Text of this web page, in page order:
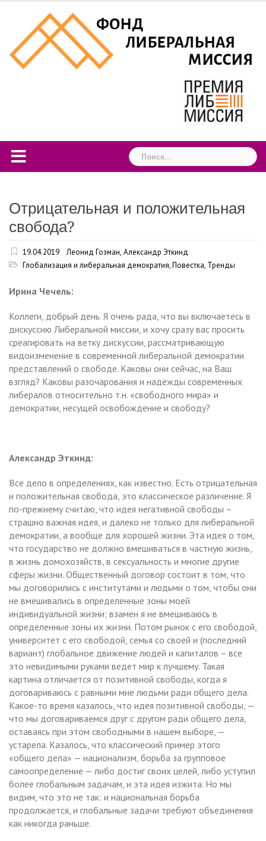
content
Найти:
Отрицательная и положительная
свобода?
19.04.2019 Леонид Гозман, Александр Эткинд
Глобализация и либеральная демократия,Повестка, Тренды
Ирина Чечель:
Коллеги, добрый день. Я очень рада, что вы включаетесь в
дискуссию Либеральной миссии, и хочу сразу вас просить
среагировать на ветку дискуссии, рассматривающую
видоизменение в современной либеральной демократии
представлений о свободе. Каковы они сейчас, на Ваш
взгляд? Каковы разочарования и надежды современных
либералов относительно т.н. «свободного мира» и
демократии, несущей освобождение и свободу?
Александр Эткинд:
Все дело в определениях, как известно. Есть отрицательная
и положительная свобода, это классическое различение. Я
по-прежнему считаю, что идея негативной свободы –
страшно важная идея, и далеко не только для либеральной
демократии, а вообще для хорошей жизни. Эта идея о том,
что государство не должно вмешиваться в частную жизнь,
в жизнь домохозяйств, в сексуальность и многие другие
сферы жизни. Общественный договор состоит в том, что
мы договорились с институтами и людьми о том, чтобы они
не вмешивались в определенные зоны моей
индивидуальной жизни; взамен я не вмешиваюсь в
определенные зоны их жизни. Потом рынок с его свободой,
университет с его свободой, семья со своей и (последний
вариант) глобальное движение людей и капиталов – все
это невидимыми руками ведет мир к лучшему. Такая
картина отличается от позитивной свободы, когда я
договариваюсь с равными мне людьми ради общего дела.
Какое-то время казалось, что идея позитивной свободы, —
что мы договариваемся друг с другом ради общего дела,
оставаясь при этом свободными в нашем выборе, —
устарела. Казалось, что классический пример этого
«общего дела» — национализм, борьба за групповое
самоопределение — либо достиг своих целей, либо уступил
более глобальным задачам, и эта идея изжита. Но мы
видим, что это не так: и национальная борьба
продолжается, и глобальные задачи требуют объединения
как никогда раньше.